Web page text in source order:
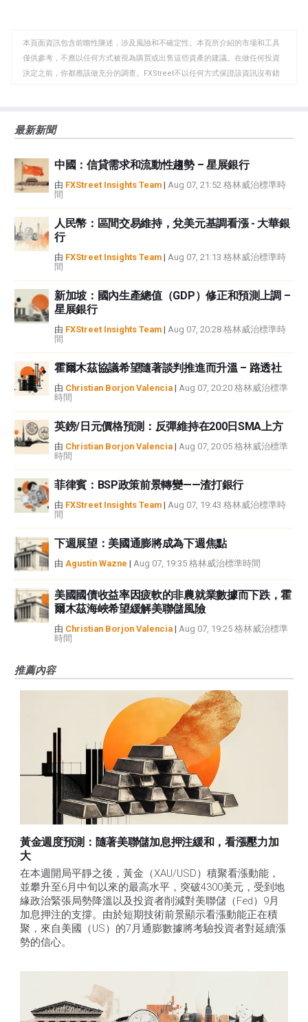
板
本頁面資訊包含前瞻性陳述，涉及風險和不確定性。本頁所介紹的市場和工具
僅供參考，不應以任何方式被視為購買或出售這些資產的建議。在做任何投資
決定之前，你都應該做充分的調查。FXStreet不以任何方式保證該資訊沒有錯
觀點，並不代表FXStreet或其廣告商的官方政策或立場。作者不對本頁連結的
如果文章正文中沒有明確提到，在撰寫本文時，作者在本文中提到的任何股票
中都沒有頭寸，也沒有與文中提到的任何公司有業務關係。除了FXStreet，作
者沒有收到撰寫這篇文章的報酬。
FXStreet和作者不提供個性化的建議。作者對該資訊的準確性、完整性或適用
性不作任何陳述。FXStreet和作者將不承擔任何錯誤，遺漏或任何損失，傷害
或損害由此資訊及其顯示或使用引起的。錯誤和遺漏除外。本文作者和
FXStreet並非註冊投資顧問，本文內容無意提供任何投資建議。
最新新聞
中國：信貸需求和流動性趨勢 – 星展銀行
由 FXStreet Insights Team | Aug 07, 21:52 格林威治標準時
間
人民幣：區間交易維持，兌美元基調看漲 - 大華銀
行
由 FXStreet Insights Team | Aug 07, 21:13 格林威治標準時
間
新加坡：國內生產總值（GDP）修正和預測上調 –
星展銀行
由 FXStreet Insights Team | Aug 07, 20:28 格林威治標準時
間
霍爾木茲協議希望隨著談判推進而升溫 – 路透社
由 Christian Borjon Valencia | Aug 07, 20:20 格林威治標準
時間
英鎊/日元價格預測：反彈維持在200日SMA上方
由 Christian Borjon Valencia | Aug 07, 20:05 格林威治標準
時間
菲律賓：BSP政策前景轉變——渣打銀行
由 FXStreet Insights Team | Aug 07, 19:43 格林威治標準時
間
下週展望：美國通膨將成為下週焦點
由 Agustin Wazne | Aug 07, 19:35 格林威治標準時間
美國國債收益率因疲軟的非農就業數據而下跌，霍
爾木茲海峽希望緩解美聯儲風險
由 Christian Borjon Valencia | Aug 07, 19:25 格林威治標準
時間
推薦內容
黃金週度預測：隨著美聯儲加息押注緩和，看漲壓力加
大
在本週開局平靜之後，黃金（XAU/USD）積聚看漲動能，
並攀升至6月中旬以來的最高水平，突破4300美元，受到地
緣政治緊張局勢降溫以及投資者削減對美聯儲（Fed）9月
加息押注的支撐。由於短期技術前景顯示看漲動能正在積
聚，來自美國（US）的7月通膨數據將考驗投資者對延續漲
勢的信心。